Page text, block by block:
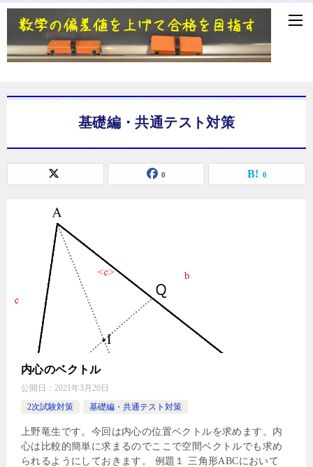
基礎編・共通テスト対策
0 0
内心のベクトル
公開日： 2021年3月20日
2次試験対策
基礎編・共通テスト対策
上野竜生です。今回は内心の位置ベクトルを求めます。内
心は比較的簡単に求まるのでここで空間ベクトルでも求め
られるようにしておきます。 例題１ 三角形ABCにおいて